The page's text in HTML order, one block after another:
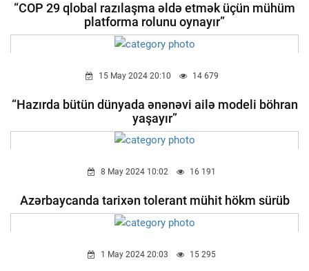
“COP 29 qlobal razılaşma əldə etmək üçün mühüm
platforma rolunu oynayır”
15 May 2024 20:10 14 679
“Hazırda bütün dünyada ənənəvi ailə modeli böhran
yaşayır”
8 May 2024 10:02 16 191
Azərbaycanda tarixən tolerant mühit hökm sürüb
1 May 2024 20:03 15 295